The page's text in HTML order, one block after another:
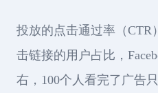
投放的点击通过率（CTR
击链接的用户占比，
右，100个人看完了广告